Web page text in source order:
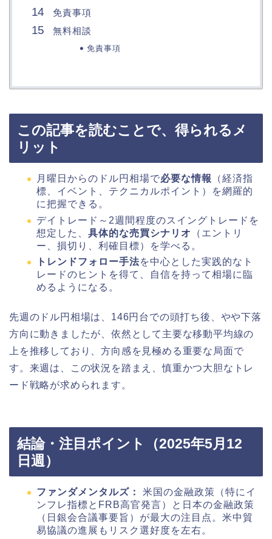
免責事項
無料相談
免責事項
この記事を読むことで、得られるメ
リット
月曜日からのドル円相場で必要な情報
（経済指
標、イベント、テクニカルポイント）を網羅的
に把握できる。
デイトレード～2週間程度のスイングトレードを
想定した、 具体的な売買シナリオ
（エントリ
ー、損切り、利確目標）を学べる。
トレンドフォロー手法を中心とした実践的なト
レードのヒントを得て、自信を持って相場に臨
めるようになる。
先週のドル円相場は、146円台での頭打ち後、やや下落
方向に動きましたが、依然として主要な移動平均線の
上を推移しており、方向感を見極める重要な局面で
す。来週は、この状況を踏まえ、慎重かつ大胆なトレ
ード戦略が求められます。
結論・注目ポイント（2025年5月12
日週）
ファンダメンタルズ：
米国の金融政策（特にイ
ンフレ指標とFRB高官発言）と日本の金融政策
（日銀会合議事要旨）が最大の注目点。米中貿
易協議の進展もリスク選好度を左右。